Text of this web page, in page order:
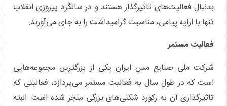
بدنبال فعالیت‌های تاثیرگذار هستند و در سالگرد پیروزی انقلاب
تنها با ارایه پیامی، مناسبت گرامیداشت را به جای می‌آورند.
فعالیت مستمر
شرکت ملی صنایع مس ایران یکی از بزرگترین مجموعه‌هایی
است که در طول سال به فعالیت مستمر می‌پردازد، فعالیتی که
تاثیرگذاری آن به رکورد شکنی‌های بزرگی منجر شده است. البته